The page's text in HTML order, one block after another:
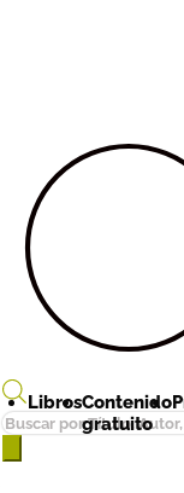
Búsqueda
de
LibrosContenido
gratuito